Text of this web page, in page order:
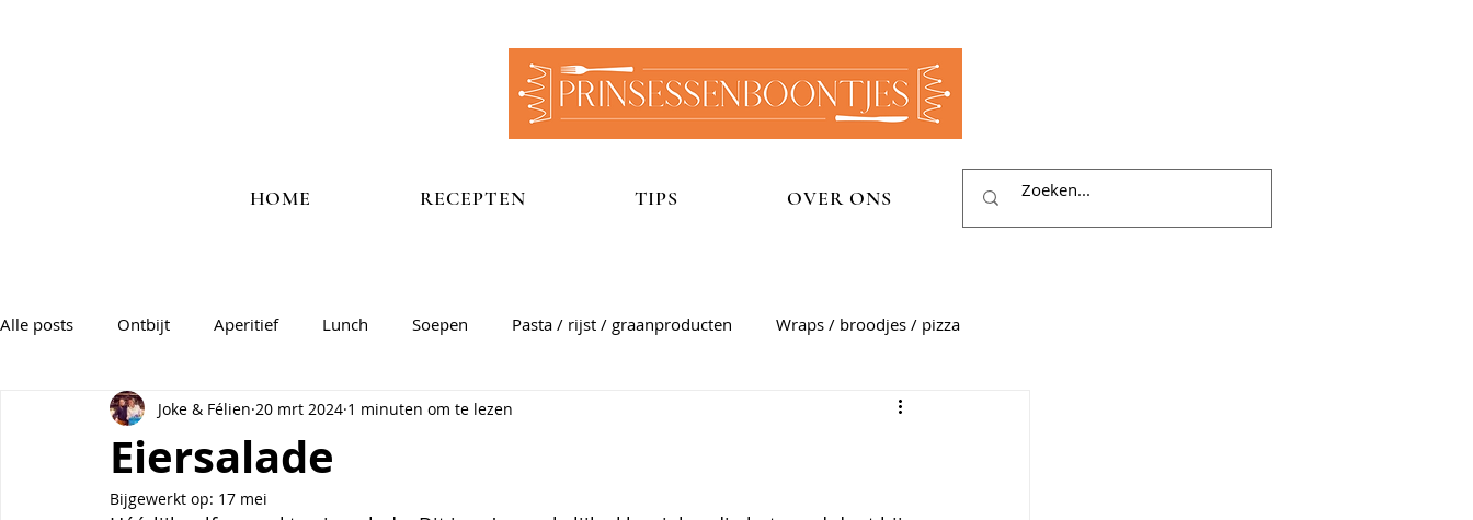
HOME RECEPTEN TIPS OVER ONS
Alle posts Ontbijt Aperitief Lunch Soepen Pasta / rijst / graanproducten Wraps / broodjes / pizza
Vis Veggie Salades & groentegerechten Sauzen
Themagerechten Tips
Eiersalade
Joke & Félien 20 mrt 2024 1 minuten om te lezen
Bijgewerkt op: 17 mei